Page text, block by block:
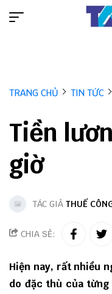
TRANG CHỦ TIN TỨC
Tiền
giờ
TÁC GIẢ THUẾ
CHIA SẺ:
Hiện nay, rất nhiều
do đặc thù của